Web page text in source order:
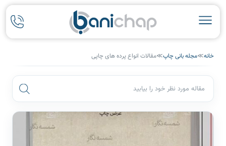
خانه≫مجله بانی چاپ≫مقالات انواع پرده های چاپی